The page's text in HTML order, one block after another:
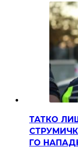
ТАТКО
ГО